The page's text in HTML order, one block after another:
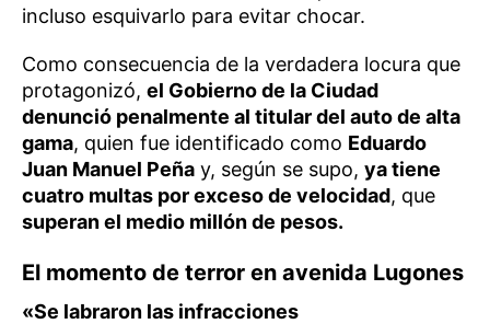
incluso esquivarlo para evitar chocar.
Como consecuencia de la verdadera locura que
protagonizó, el Gobierno de la Ciudad
denunció penalmente al titular del auto de alta
gama, quien fue identificado como Eduardo
Juan Manuel Peña y, según se supo, ya tiene
cuatro multas por exceso de velocidad, que
superan el medio millón de pesos.
El momento de terror en avenida Lugones
«Se labraron las infracciones